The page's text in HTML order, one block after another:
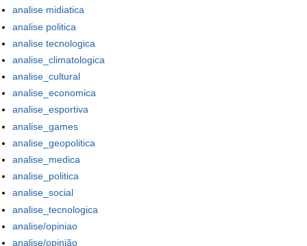
analise midiatica
analise politica
analise tecnologica
analise_climatologica
analise_cultural
analise_economica
analise_esportiva
analise_games
analise_geopolitica
analise_medica
analise_politica
analise_social
analise_tecnologica
analise/opiniao
analise/opinião